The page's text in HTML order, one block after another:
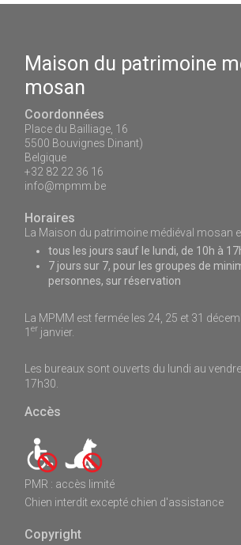
Maison du patrimoine
mosan
Coordonnées
Place du Bailliage, 16
5500 Bouvignes Dinant)
Belgique
+32 82 22 36 16
info@mpmm.be
Horaires
La Maison du patrimoine médiéval mosan
tous les jours sauf le lundi, de 10h à
7 jours sur 7, pour les groupes de
personnes, sur réservation
La MPMM est fermée les 24, 25 et 31
1er janvier.
Les bureaux sont ouverts du lundi au
17h30.
Accès
PMR : accès limité
Chien interdit excepté chien d'assistance
Copyright